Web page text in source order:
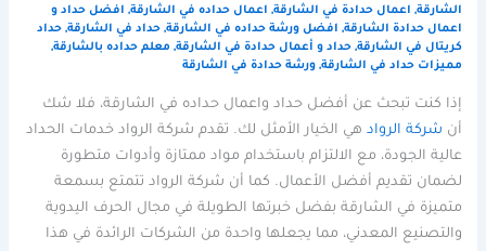
الشارقة, اعمال حدادة في الشارقة, اعمال حداده في الشارقة, افضل حداد و
اعمال حدادة الشارقة, افضل ورشة حداده في الشارقة,حداد في الشارقة,حداد
كريتال في الشارقة,حداد و أعمال حدادة في الشارقة, معلم حداده بالشارقة,
مميزات حداد في الشارقة,ورشة حدادة في الشارقة
إذا كنت تبحث عن أفضل حداد واعمال حداده في الشارقة، فلا شك
أن شركة الرواد هي الخيار الأمثل لك. تقدم شركة الرواد خدمات الحداد
عالية الجودة، مع الالتزام باستخدام مواد ممتازة وأدوات متطورة
لضمان تقديم أفضل الأعمال. كما أن شركة الرواد تتمتع بسمعة
متميزة في الشارقة بفضل خبرتها الطويلة في مجال الحرف اليدوية
والتصنيع المعدني، مما يجعلها واحدة من الشركات الرائدة في هذا